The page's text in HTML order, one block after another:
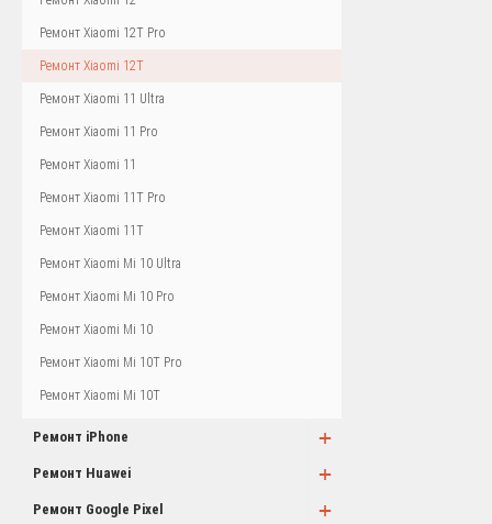
Ремонт Xiaomi 12T Pro
Ремонт Xiaomi 12T
Ремонт Xiaomi 11 Ultra
Ремонт Xiaomi 11 Pro
Ремонт Xiaomi 11
Ремонт Xiaomi 11T Pro
Ремонт Xiaomi 11T
Ремонт Xiaomi Mi 10 Ultra
Ремонт Xiaomi Mi 10 Pro
Ремонт Xiaomi Mi 10
Ремонт Xiaomi Mi 10T Pro
Ремонт Xiaomi Mi 10T
Ремонт iPhone +
Ремонт Huawei +
Ремонт Google Pixel +